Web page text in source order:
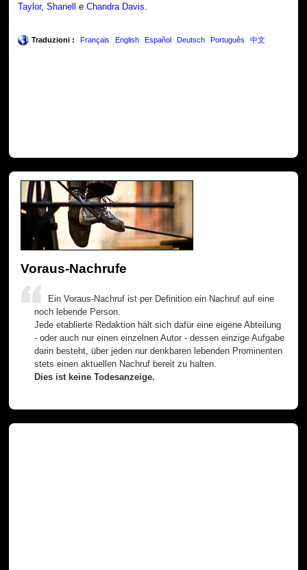
Taylor,Shanell eChandra Davis.
Traduzioni : Français English Español Deutsch Português 中文
Voraus-Nachrufe
Ein Voraus-Nachruf ist per Definition ein Nachruf auf eine
noch lebende Person.
Jede etablierte Redaktion hält sich dafür eine eigene Abteilung
- oder auch nur einen einzelnen Autor - dessen einzige Aufgabe
darin besteht, über jeden nur denkbaren lebenden Prominenten
stets einen aktuellen Nachruf bereit zu halten.
Dies ist keine Todesanzeige.